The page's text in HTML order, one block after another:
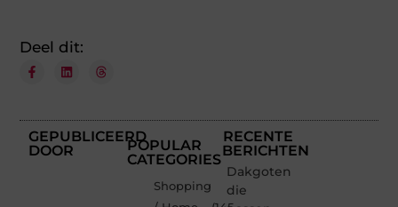
Deel dit:
GEPUBLICEERD
DOOR
POPULAR
CATEGORIES
Shopping
RECENTE
BERICHTEN
Dakgoten
die